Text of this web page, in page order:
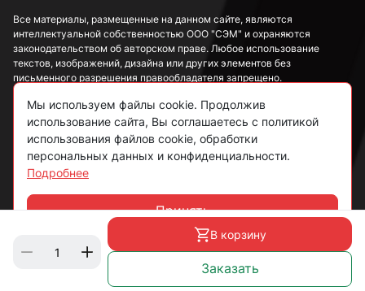
В корзину
Заказать
Все материалы, размещенные на данном сайте, являются
интеллектуальной собственностью ООО "СЭМ" и охраняются
законодательством об авторском праве. Любое использование
текстов, изображений, дизайна или других элементов без
письменного разрешения правообладателя запрещено.
Информация, представленная на сайте, носит исключительно
ознакомительный характер и не может рассматриваться как
публичная оферта в соответствии со ст. 437 ГК РФ.
Политика конфиденциальности
Согласие на обработку данных
Мы используем файлы cookie. Продолжив
использование сайта, Вы соглашаетесь с политикой
использования файлов cookie, обработки
персональных данных и конфиденциальности.
Подробнее
Принять